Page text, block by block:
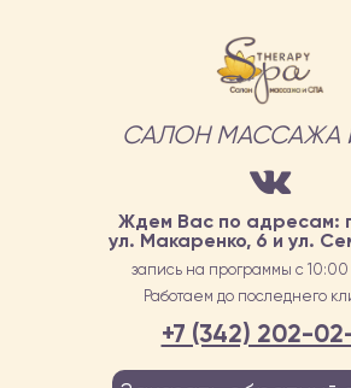
САЛОН МАССАЖА
Ждем Вас по адресам:
ул. Макаренко, 6 и ул.
запись на программы с
Работаем до последнего
+7 (342) 202-